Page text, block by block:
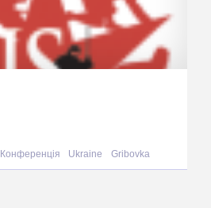
Конференція Ukraine Gribovka